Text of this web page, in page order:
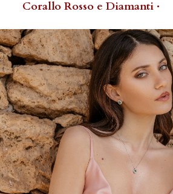
Corallo Rosso e Diamanti ·